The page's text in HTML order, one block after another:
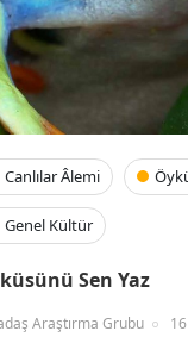
Canlılar Âlemi
Genel Kültür
Sen Yaz
Araştırma Grubu